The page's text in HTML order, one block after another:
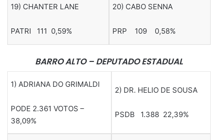
19) CHANTER LANE
PATRI 111 0,59%
20) CABO SENNA
PRP 109 0,58%
BARRO ALTO – DEPUTADO ESTADUAL
1) ADRIANA DO GRIMALDI
PODE 2.361 VOTOS –
38,09%
2) DR. HELIO DE SOUSA
PSDB 1.388 22,39%